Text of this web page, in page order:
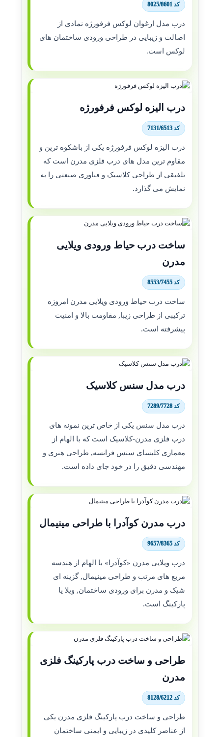
کد 8025/8601
درب مدل ارغوان لوکس فرفورژه نمادی از
اصالت و زیبایی در طراحی ورودی ساختمان های
لوکس است.
درب الیزه لوکس فرفورژه
کد 7131/6513
درب الیزه لوکس فرفورژه یکی از باشکوه ترین و
مقاوم ترین مدل های درب فلزی مدرن است که
تلفیقی از طراحی کلاسیک و فناوری صنعتی را به
نمایش می گذارد.
ساخت درب حیاط ورودی ویلایی
مدرن
کد 8553/7455
ساخت درب حیاط ورودی ویلایی مدرن امروزه
ترکیبی از طراحی زیبا, مقاومت بالا و امنیت
پیشرفته است.
درب مدل سنس کلاسیک
کد 7289/7728
درب مدل سنس یکی از خاص ترین نمونه های
درب فلزی مدرن-کلاسیک است که با الهام از
معماری کلیسای سنس فرانسه, طراحی هنری و
مهندسی دقیق را در خود جای داده است.
درب مدرن کوآدرا با طراحی مینیمال
کد 9657/8365
درب ویلایی مدرن «کوآدرا» با الهام از هندسه
مربع های مرتب و طراحی مینیمال, گزینه ای
شیک و مدرن برای ورودی ساختمان, ویلا یا
پارکینگ است.
طراحی و ساخت درب پارکینگ فلزی
مدرن
کد 8128/6212
طراحی و ساخت درب پارکینگ فلزی مدرن یکی
از عناصر کلیدی در زیبایی و ایمنی ساختمان